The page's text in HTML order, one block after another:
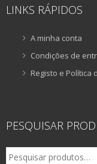
LINKS RÁPIDOS
A minha conta
Condições de
Registo e Política
PESQUISAR
Pesquisar